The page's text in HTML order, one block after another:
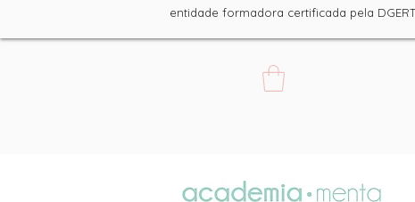
entidade formadora certificada